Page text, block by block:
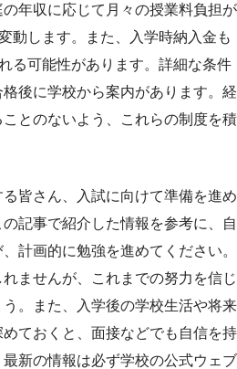
年収に応じて月々の授業料負担が
動します。また、入学時納入金も
る可能性があります。詳細な条件
後に学校から案内があります。経
とのないよう、これらの制度を積
皆さん、入試に向けて準備を進め
記事で紹介した情報を参考に、自
計画的に勉強を進めてください。
ませんが、これまでの努力を信じ
。また、入学後の学校生活や将来
ておくと、面接などでも自信を持
新の情報は必ず学校の公式ウェブ